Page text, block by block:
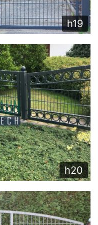
h19
h20